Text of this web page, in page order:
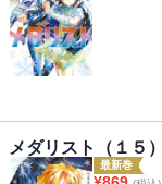
メダリスト（１５）
最新巻